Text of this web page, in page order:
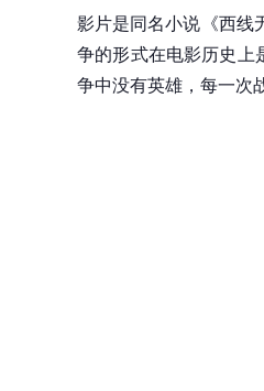
影片是同名小说《西线
争的形式在电影历史上
争中没有英雄，每一次